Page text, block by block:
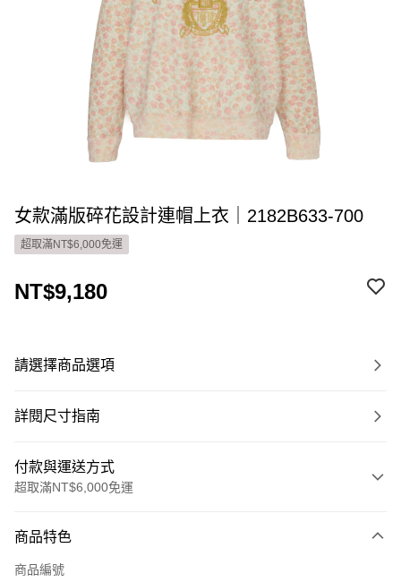
女款滿版碎花設計連帽上衣｜2182B633-700
超取滿NT$6,000免運
NT$9,180
請選擇商品選項
詳閱尺寸指南
付款與運送方式
超取滿NT$6,000免運
信用卡一次付款
商品特色
商品編號